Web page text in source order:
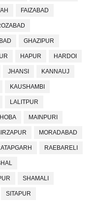
FAIZABAD
GHAZIPUR
HAPUR HARDOI
JHANSI KANNAUJ
KAUSHAMBI
LALITPUR
MAINPURI
MORADABAD
RAEBARELI
SHAMALI
SITAPUR